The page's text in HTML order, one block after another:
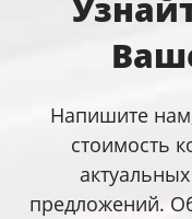
Напишите
стоимость
предложений.